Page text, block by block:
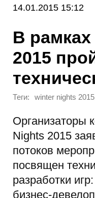
14.01.2015 15:12
В
2015
Теги: winter nights 2015
Организаторы
Nights 2015
потоков
посвящен
разработки
бизнес-